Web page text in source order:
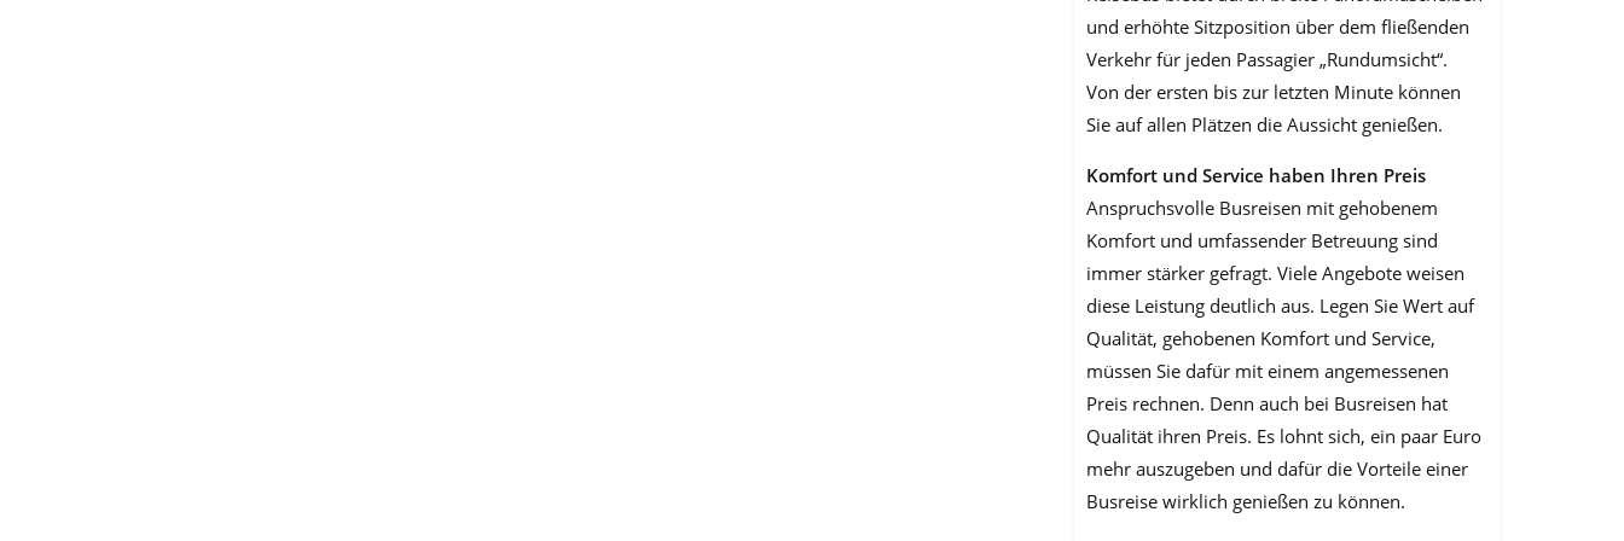
und erhöhte Sitzposition über dem fließenden
Verkehr für jeden Passagier „Rundumsicht“.
Von der ersten bis zur letzten Minute können
Sie auf allen Plätzen die Aussicht genießen.
Komfort und Service haben Ihren Preis
Anspruchsvolle Busreisen mit gehobenem
Komfort und umfassender Betreuung sind
immer stärker gefragt. Viele Angebote weisen
diese Leistung deutlich aus. Legen Sie Wert auf
Qualität, gehobenen Komfort und Service,
müssen Sie dafür mit einem angemessenen
Preis rechnen. Denn auch bei Busreisen hat
Qualität ihren Preis. Es lohnt sich, ein paar Euro
mehr auszugeben und dafür die Vorteile einer
Busreise wirklich genießen zu können.